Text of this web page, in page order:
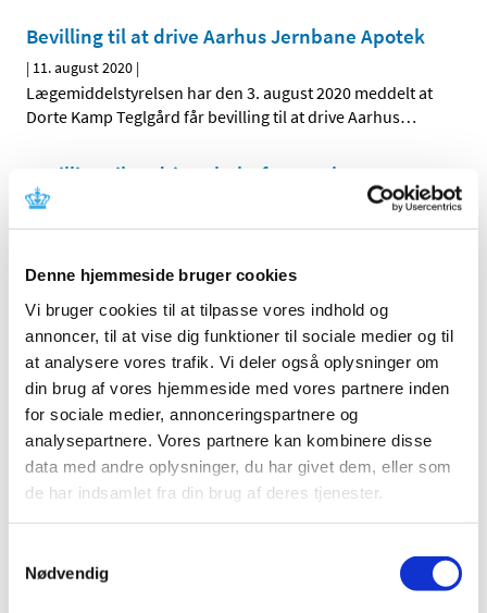
Denne hjemmeside bruger cookies
Vi bruger cookies til at tilpasse vores indhold og
annoncer, til at vise dig funktioner til sociale medier og til
at analysere vores trafik. Vi deler også oplysninger om
din brug af vores hjemmeside med vores partnere inden
for sociale medier, annonceringspartnere og
analysepartnere. Vores partnere kan kombinere disse
data med andre oplysninger, du har givet dem, eller som
de har indsamlet fra din brug af deres tjenester.
Nødvendig
Bevilling til at drive Aarhus Jernbane Apotek
| 11. august 2020 |
Lægemiddelstyrelsen har den 3. august 2020 meddelt at
Dorte Kamp Teglgård får bevilling til at drive Aarhus…
Bevilling til at drive Ebeltoft Apotek
|11. august 2020
Lægemiddelstyrelsen har den 3. august 2020 meddelt at
Ledig bevilling til Helsingør Stengades Apotek
|10. august 2020|
Bevillingen til at drive Helsingør Stengades Apotek er
ledig pr. 1. januar 2021.
Ledig bevilling til Dalgas Boulevard Apotek
| 10. august 2020 |
Bevillingen til at drive Dalgas Boulevard Apotek er ledig
Forsyningsvanskeligheder for Mydriacyl,